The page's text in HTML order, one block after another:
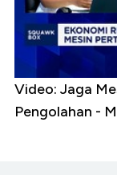
Video: Jaga
Pengolahan -